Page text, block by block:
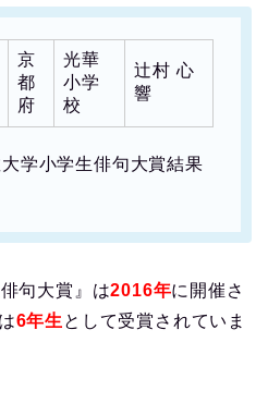
京
都
府
光華
小学
校
辻村 心
響
学小学生俳句大賞結果
句大賞』は2016年に開催さ
6年生 として受賞されていま